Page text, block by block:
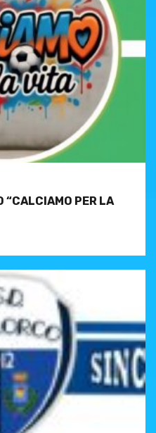
“CALCIAMO PER LA